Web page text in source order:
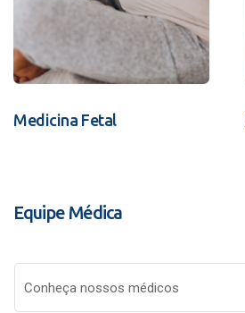
Medicina Fetal
Equipe Médica
Conheça nossos médicos